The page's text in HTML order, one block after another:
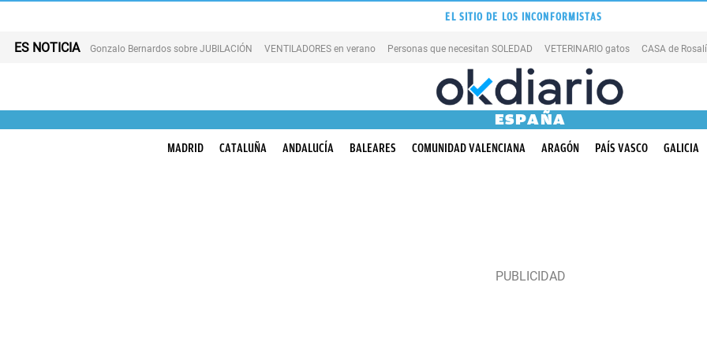
EL SITIO DE LOS INCONFORMISTAS
ES NOTICIA Gonzalo Bernardos sobre JUBILACIÓN VENTILADORES en verano Personas que necesitan SOLEDAD VETERINARIO gatos CASA de
ESPAÑA
MADRID CATALUÑA ANDALUCÍA BALEARES COMUNIDAD VALENCIANA ARAGÓN PAÍS VASCO GALICIA